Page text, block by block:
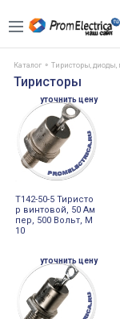
Каталог Тиристоры, диоды,
Тиристоры
уточнить цену
Т142-50-5 Тиристо
р винтовой, 50 Ам
пер, 500 Вольт, М
10
уточнить цену